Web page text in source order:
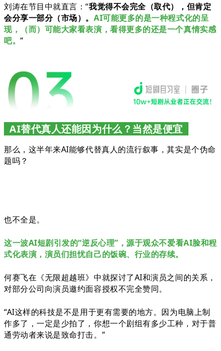
刘涛在节目中就直言：“我觉得不会完全（取代），但肯定
会分享一部分（市场）。 AI可能更多的是一种程式化的呈
现，（而）可能大家看表演，看得更多的还是一个真情实感
吧。”
AI替代真人还能因为什么？当然是便宜
那么，这半年来AI能够代替真人的流行叙事，其实是个伪命
题吗？
也不全是。
这一波AI短剧引发的“逆反心理”，源于观众不爱看AI脸和程
式化表演，演员们担忧自己的饭碗、行业的存续。
何赛飞在《无限超越班》中就探讨了AI和演员之间的关系，
对部分公司向演员邀约面容授权不完全赞同。
“AI这样的科技是不是用于更有需要的地方。因为电脑上制
作多了，一定是少拍了，你想一个剧组有多少工种，对于普
通劳动者来说是致命打击。”